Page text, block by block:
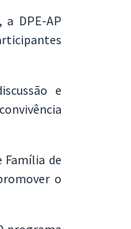
DPE-AP
e
Família de
o